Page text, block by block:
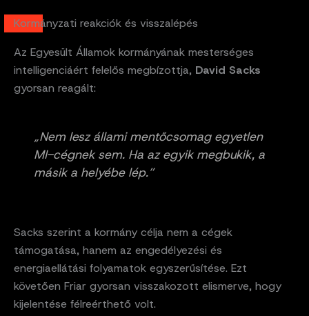
Kormányzati reakciók és visszalépés
Az Egyesült Államok kormányának mesterséges
intelligenciáért felelős megbízottja, David Sacks
gyorsan reagált:
„Nem lesz állami mentőcsomag egyetlen
MI-cégnek sem. Ha az egyik megbukik, a
másik a helyébe lép.”
Sacks szerint a kormány célja nem a cégek
támogatása, hanem az engedélyezési és
energiaellátási folyamatok egyszerűsítése. Ezt
követően Friar gyorsan visszakozott elismerve, hogy
kijelentése félreérthető volt.